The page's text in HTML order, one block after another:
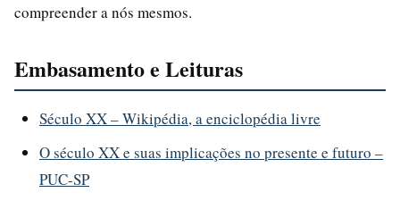
compreender a nós mesmos.
Embasamento e Leituras
Século XX – Wikipédia, a enciclopédia livre
O século XX e suas implicações no presente e futuro –
PUC-SP